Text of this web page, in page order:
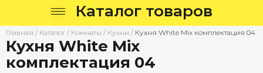
Каталог товаров
Главная / Каталог / Комнаты / Кухни / Кухня White Mix комплектация 04
Кухня White Mix
комплектация 04